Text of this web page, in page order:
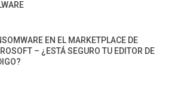
EN EL MARKETPLACE DE
– ¿ESTÁ SEGURO TU EDITOR DE